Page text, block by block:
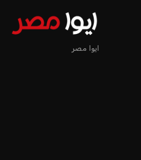
إنفانتينو
عمر إبراهيم